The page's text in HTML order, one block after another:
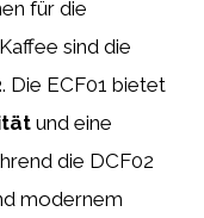
für die
sind die
. Die ECF01 bietet
und eine
die DCF02
modernem